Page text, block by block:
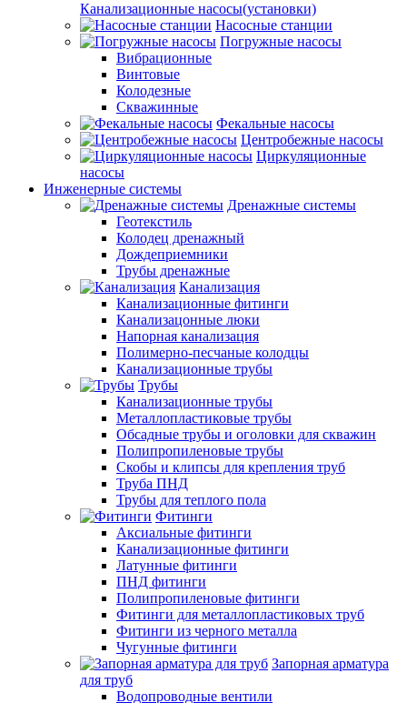
Канализационные насосы(установки)
Насосные станции
Погружные насосы
Вибрационные
Винтовые
Колодезные
Скважинные
Фекальные насосы
Центробежные насосы
Циркуляционные
насосы
Инженерные системы
Дренажные системы
Геотекстиль
Колодец дренажный
Дождеприемники
Трубы дренажные
Канализация
Канализационные фитинги
Канализацонные люки
Напорная канализация
Полимерно-песчаные колодцы
Канализационные трубы
Трубы
Канализационные трубы
Металлопластиковые трубы
Обсадные трубы и оголовки для скважин
Полипропиленовые трубы
Скобы и клипсы для крепления труб
Труба ПНД
Трубы для теплого пола
Фитинги
Аксиальные фитинги
Канализационные фитинги
Латунные фитинги
ПНД фитинги
Полипропиленовые фитинги
Фитинги для металлопластиковых труб
Фитинги из черного металла
Чугунные фитинги
Запорная арматура
для труб
Водопроводные вентили